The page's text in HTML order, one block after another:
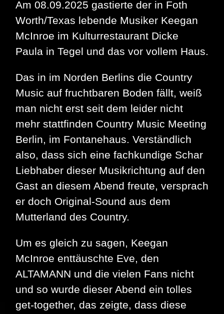
Am 08.09.2025 gastierte der in Foth
Worth/Texas lebende Musiker Keegan
McInroe im Kulturrestaurant Dicke
Paula in Tegel und das vor vollem Haus.
Das in im Norden Berlins die Country
Music auf fruchtbaren Boden fällt, weiß
man nicht erst seit dem leider nicht
mehr stattfinden Country Music Meeting
Berlin, im Fontanehaus. Verständlich
also, dass sich eine fachkundige Schar
Liebhaber dieser Musikrichtung auf den
Gast an diesem Abend freute, versprach
er doch Original-Sound aus dem
Mutterland des Country.
Um es gleich zu sagen, Keegan
McInroe enttäuschte Eve, den
ALTAMANN und die vielen Fans nicht
und so wurde dieser Abend ein tolles
get-together, das zeigte, dass diese